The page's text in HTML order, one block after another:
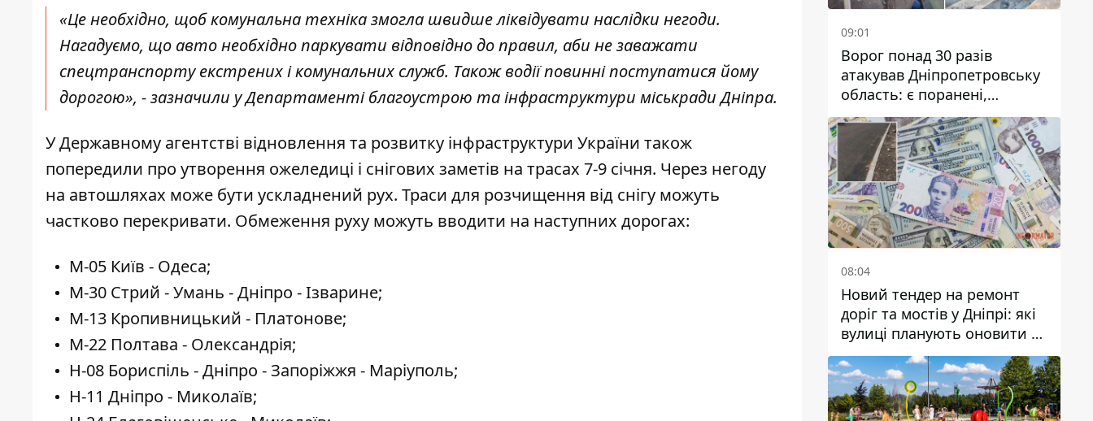
«Це необхідно, щоб комунальна техніка змогла швидше ліквідувати наслідки негоди.
Нагадуємо, що авто необхідно паркувати відповідно до правил, аби не заважати
спецтранспорту екстрених і комунальних служб. Також водії повинні поступатися йому
дорогою», - зазначили у Департаменті благоустрою та інфраструктури міськради Дніпра.
У Державному агентстві відновлення та розвитку інфраструктури України також
попередили про утворення ожеледиці і снігових заметів на трасах 7-9 січня. Через негоду
на автошляхах може бути ускладнений рух. Траси для розчищення від снігу можуть
частково перекривати. Обмеження руху можуть вводити на наступних дорогах:
М-05 Київ - Одеса;
М-30 Стрий - Умань - Дніпро - Ізварине;
М-13 Кропивницький - Платонове;
М-22 Полтава - Олександрія;
Н-08 Бориспіль - Дніпро - Запоріжжя - Маріуполь;
Н-11 Дніпро - Миколаїв;
09:01
Ворог понад 30 разів
атакував Дніпропетровську
область: є поранені,
пошкоджені ліцей, будинки
та підприємства
08:04
Новий тендер на ремонт
доріг та мостів у Дніпрі: які
вулиці планують оновити та
скільки десятків мільйонів
гривень на це хочуть
витратити